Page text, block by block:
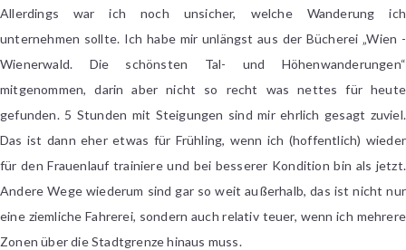
Allerdings war ich noch unsicher, welche Wanderung ich
unternehmen sollte. Ich habe mir unlängst aus der Bücherei „Wien -
Wienerwald. Die schönsten Tal- und Höhenwanderungen“
mitgenommen, darin aber nicht so recht was nettes für heute
gefunden. 5 Stunden mit Steigungen sind mir ehrlich gesagt zuviel.
Das ist dann eher etwas für Frühling, wenn ich (hoffentlich) wieder
für den Frauenlauf trainiere und bei besserer Kondition bin als jetzt.
Andere Wege wiederum sind gar so weit außerhalb, das ist nicht nur
eine ziemliche Fahrerei, sondern auch relativ teuer, wenn ich mehrere
Zonen über die Stadtgrenze hinaus muss.